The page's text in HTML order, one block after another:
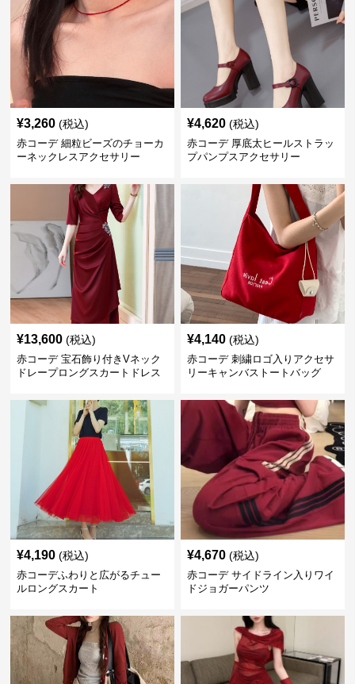
¥3,260 (税込)
赤コーデ 細粒ビーズのチョーカ
ーネックレスアクセサリー
¥4,620 (税込)
赤コーデ 厚底太ヒールストラッ
プパンプスアクセサリー
¥13,600 (税込)
赤コーデ 宝石飾り付きVネック
ドレープロングスカートドレス
¥4,140 (税込)
赤コーデ 刺繍ロゴ入りアクセサ
リーキャンバストートバッグ
¥4,190 (税込)
赤コーデふわりと広がるチュー
ルロングスカート
¥4,670 (税込)
赤コーデ サイドライン入りワイ
ドジョガーパンツ